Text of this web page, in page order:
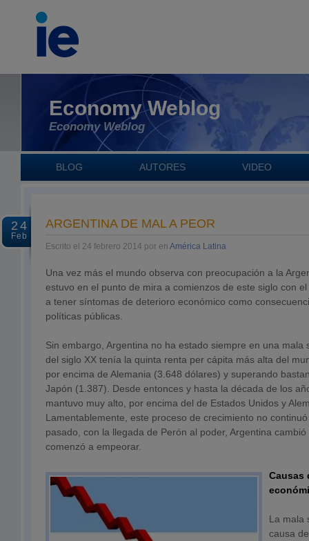
Economy Weblog
Economy Weblog
BLOG AUTORES VIDEO
24
Feb
ARGENTINA DE MAL A PEOR
Escrito el 24 febrero 2014 por en América Latina
Una vez más el mundo observa con preocupación a la
estuvo en el punto de mira a comienzos de este siglo con el
a tener síntomas de deterioro económico como
políticas públicas.
Sin embargo, Argentina no ha estado siempre en una mala
del siglo XX tenía la quinta renta per cápita más alta del
por encima de Alemania (3.648 dólares) y superando
Japón (1.387). Desde entonces y hasta la década de los
mantuvo muy alto, por encima del de Estados Unidos y
Lamentablemente, este proceso de crecimiento no
pasado, con la llegada de Perón al poder, Argentina
comenzó a empeorar.
Causas
La mala
causa